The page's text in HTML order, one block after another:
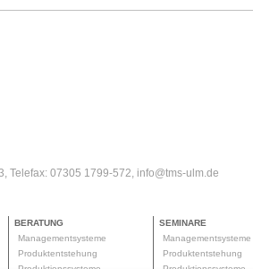
Telefax: 07305 1799-572, info@tms-ulm.de
BERATUNG
Managementsysteme
Produktentstehung
SEMINARE
Managementsysteme
Produktentstehung